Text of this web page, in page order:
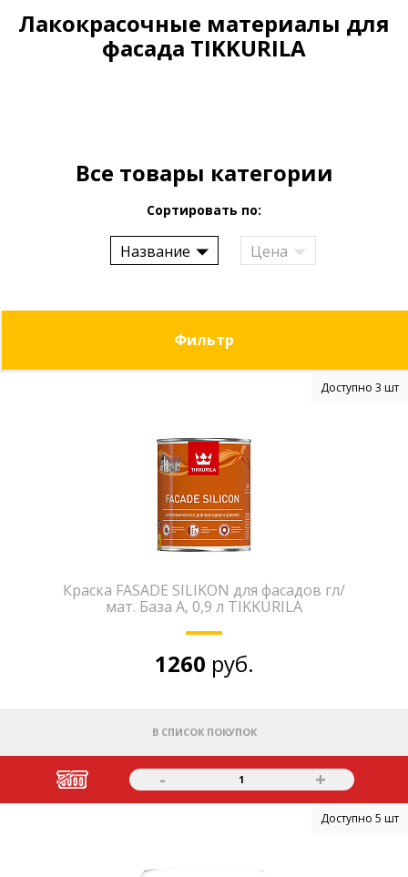
Лакокрасочные материалы для
фасада TIKKURILA
Все товары категории
Сортировать по:
Название Цена
Фильтр
Доступно 3 шт
Краска FASADE SILIKON для фасадов гл/
мат. База А, 0,9 л TIKKURILA
1260 руб.
В СПИСОК ПОКУПОК
- 1 +
Доступно 5 шт